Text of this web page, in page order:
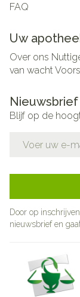
FAQ
Uw
Over ons
van wacht
Nieuwsbrief
Blijf op de
Door op
nieuwsbrief en